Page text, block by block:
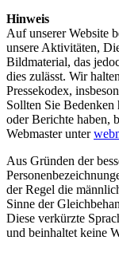
Hinweis
Auf unserer Website
unsere Aktivitäten,
Bildmaterial, das
dies zulässt. Wir
Pressekodex,
Sollten Sie
oder Berichte haben,
Webmaster unter
Aus Gründen der
der Regel die
Sinne der
Diese verkürzte
und beinhaltet keine